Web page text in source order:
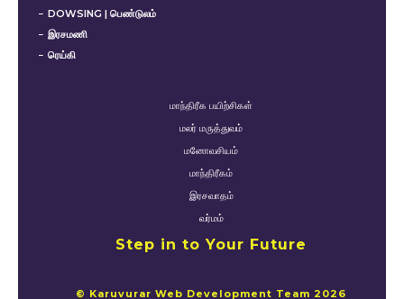
DOWSING | பெண்டுலம்
இரசமணி
ரெய்கி
மாந்திரீக பயிற்சிகள்
மலர் மருத்துவம்
மனோவசியம்
மாந்திரீகம்
இரசவாதம்
வர்மம்
Step in to Your Future
© Karuvurar Web Development Team 2026